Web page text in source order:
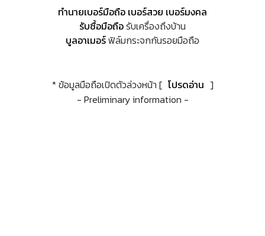
ทำนายเบอร์มือถือ เบอร์สวย เบอร์มงคล
รับซื้อมือถือรับเครื่องถึงบ้าน
บูลอาเมอร์ฟิล์มกระจกกันรอยมือถือ
* ข้อมูลมือถือเปิดตัวล่วงหน้า [ โปรดอ่าน ]
- Preliminary information -